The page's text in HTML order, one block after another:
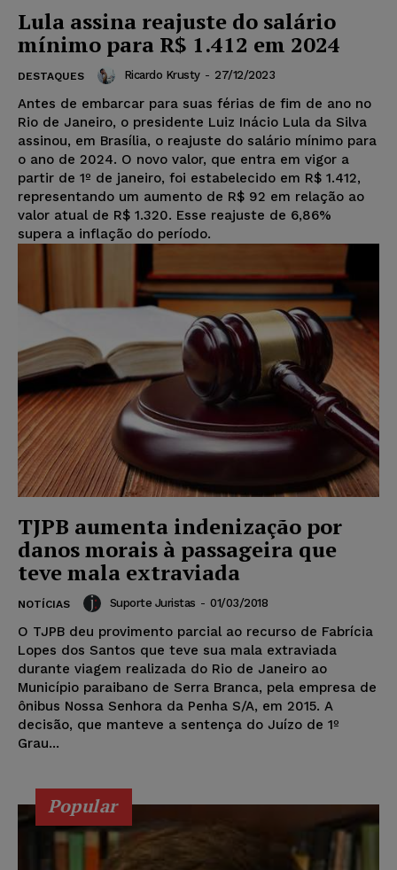
Lula assina reajuste do salário
mínimo para R$ 1.412 em 2024
DESTAQUES Ricardo Krusty - 27/12/2023
Antes de embarcar para suas férias de fim de ano no
Rio de Janeiro, o presidente Luiz Inácio Lula da Silva
assinou, em Brasília, o reajuste do salário mínimo para
o ano de 2024. O novo valor, que entra em vigor a
partir de 1º de janeiro, foi estabelecido em R$ 1.412,
representando um aumento de R$ 92 em relação ao
valor atual de R$ 1.320. Esse reajuste de 6,86%
supera a inflação do período.
TJPB aumenta indenização por
danos morais à passageira que
teve mala extraviada
NOTÍCIAS Suporte Juristas - 01/03/2018
O TJPB deu provimento parcial ao recurso de Fabrícia
Lopes dos Santos que teve sua mala extraviada
durante viagem realizada do Rio de Janeiro ao
Município paraibano de Serra Branca, pela empresa de
ônibus Nossa Senhora da Penha S/A, em 2015. A
decisão, que manteve a sentença do Juízo de 1º
Grau...
Popular